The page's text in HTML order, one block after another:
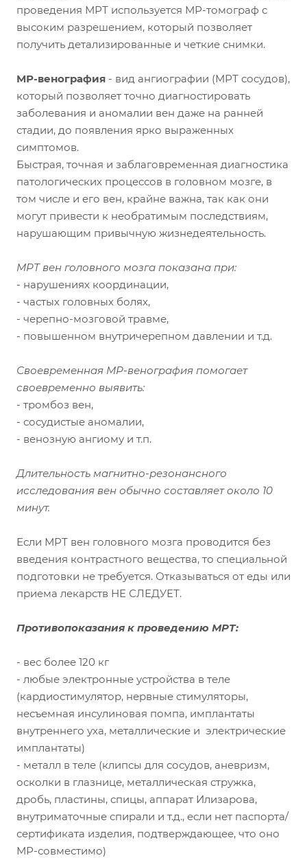
проведения МРТ используется МР-томограф с
высоким разрешением, который позволяет
получить детализированные и четкие снимки.
МР-венография - вид ангиографии (МРТ сосудов),
который позволяет точно диагностировать
заболевания и аномалии вен даже на ранней
стадии, до появления ярко выраженных
симптомов.
Быстрая, точная и заблаговременная диагностика
патологических процессов в головном мозге, в
том числе и его вен, крайне важна, так как они
могут привести к необратимым последствиям,
нарушающим привычную жизнедеятельность.
МРТ вен головного мозга показана при:
- нарушениях координации,
- частых головных болях,
- черепно-мозговой травме,
- повышенном внутричерепном давлении и т.д.
Своевременная МР-венография помогает
своевременно выявить:
- тромбоз вен,
- сосудистые аномалии,
- венозную ангиому и т.п.
Длительность магнитно-резонансного
исследования вен обычно составляет около 10
минут.
Если МРТ вен головного мозга проводится без
введения контрастного вещества, то специальной
подготовки не требуется. Отказываться от еды или
приема лекарств НЕ СЛЕДУЕТ.
Противопоказания к проведению МРТ:
- вес более 120 кг
- любые электронные устройства в теле
(кардиостимулятор, нервные стимуляторы,
несъемная инсулиновая помпа, имплантаты
внутреннего уха, металлические и электрические
имплантаты)
- металл в теле (клипсы для сосудов, аневризм,
осколки в глазнице, металлическая стружка,
дробь, пластины, спицы, аппарат Илизарова,
внутриматочные спирали и т.д., если нет паспорта/
сертификата изделия, подтверждающее, что оно
МР-совместимо)